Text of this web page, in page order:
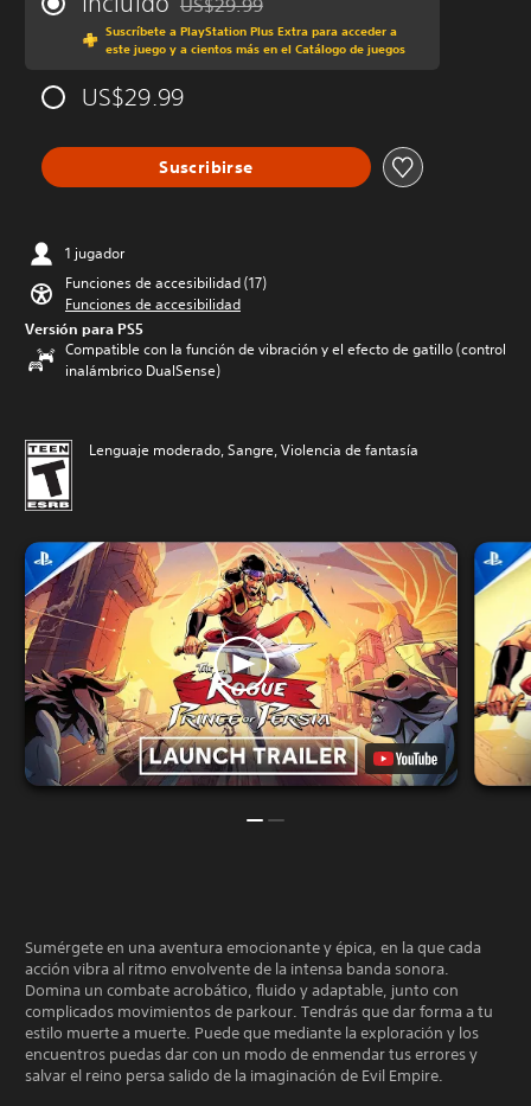
Rebajado del precio original de US$29.99
Suscríbete a PlayStation Plus Extra para acceder a
este juego y a cientos más en el Catálogo de juegos
US$29.99
Suscribirse
1 jugador
Funciones de accesibilidad (17)
Funciones de accesibilidad
Versión para PS5
Compatible con la función de vibración y el efecto de gatillo (control
inalámbrico DualSense)
Lenguaje moderado, Sangre, Violencia de fantasía
Sumérgete en una aventura emocionante y épica, en la que cada
acción vibra al ritmo envolvente de la intensa banda sonora.
Domina un combate acrobático, fluido y adaptable, junto con
complicados movimientos de parkour. Tendrás que dar forma a tu
estilo muerte a muerte. Puede que mediante la exploración y los
encuentros puedas dar con un modo de enmendar tus errores y
salvar el reino persa salido de la imaginación de Evil Empire.